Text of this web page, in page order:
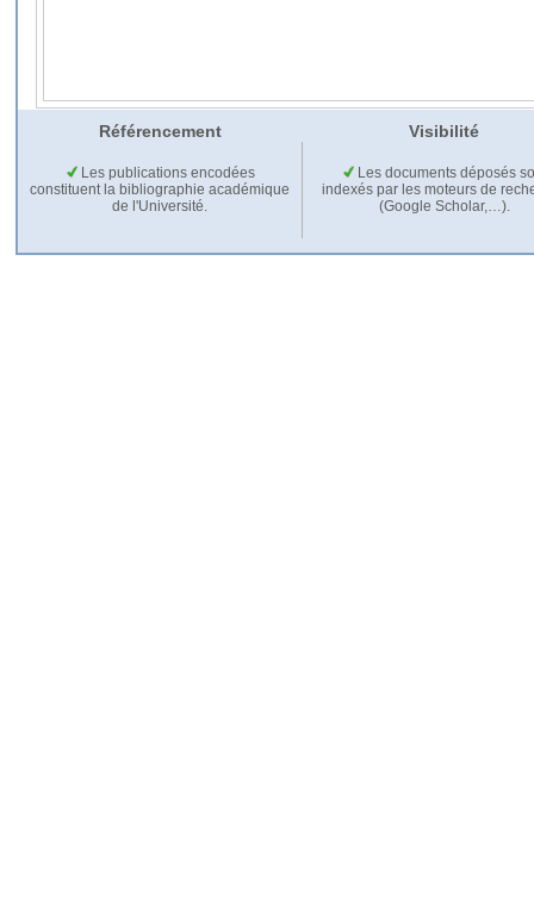
Référencement Visibilité
Les publications encodées
constituent la bibliographie académique
de l'Université.
Les documents déposés
indexés par les moteurs de
(Google Scholar,…).